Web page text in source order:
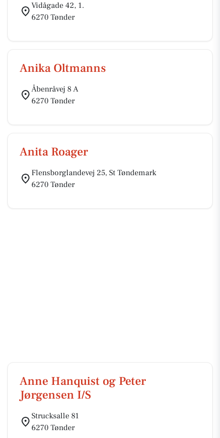
Vidågade 42, 1.
6270 Tønder
Anika Oltmanns
Åbenråvej 8 A
6270 Tønder
Anita Roager
Flensborglandevej 25, St Tøndemark
6270 Tønder
Anne Hanquist og Peter
Jørgensen I/S
Strucksalle 81
6270 Tønder